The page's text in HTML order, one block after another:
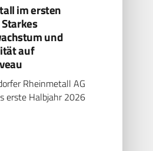
im ersten
und
auf
Rheinmetall AG
erste Halbjahr 2026